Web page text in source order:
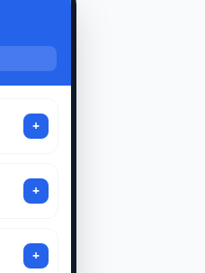
+
+
+